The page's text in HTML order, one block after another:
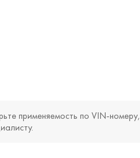
применяемость по VIN‑номеру,